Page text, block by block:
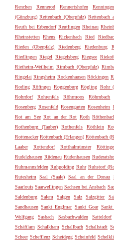
Renchen
Rennerod Rennertshofen Renningen
(Günzburg) Rettenbach (Oberpfalz) Rettenbach
Reuth bei Erbendorf Reutlingen Rheinau
Rheinstetten
Rhens Rickenbach Ried
Rieden (Oberpfalz)
Riedenberg Riedenburg
Riedlingen Riegel Riegelsberg Riegsee
Rietheim-Weilheim Rimbach (Oberpfalz)
Ringelai Ringsheim Rockenhausen Röckingen
Roding Röfingen Roggenburg Rögling Rohr
Rohrdorf
Rohrenfels Röhrmoos Röhrnbach
Rosenberg Rosenfeld Rosengarten Rosenheim
Rot am See Rot an der Rot Roth
Rothenburg (Tauber)
Rothenfels Röthlein
Rottenacker Röttenbach (Erlangen) Röttenbach
Laaber
Rottendorf Rotthalmünster
Rudelzhausen Rüdenau Rüdenhausen
Ruhmannsfelden Ruhpolding Ruhr Ruhstorf
Rutesheim
Saal (Saale) Saal an der Donau
Saarlouis Saarwellingen Sachsen bei Ansbach
Saldenburg
Salem Salgen Salz Salzgitter
Sandhausen Sankt Englmar Sankt Goar Sankt
Wolfgang
Sasbach Sasbachwalden Satteldorf
Schäftlarn Schalkham Schallbach Schallstadt
Scheer Schefflenz Scheidegg Scheinfeld